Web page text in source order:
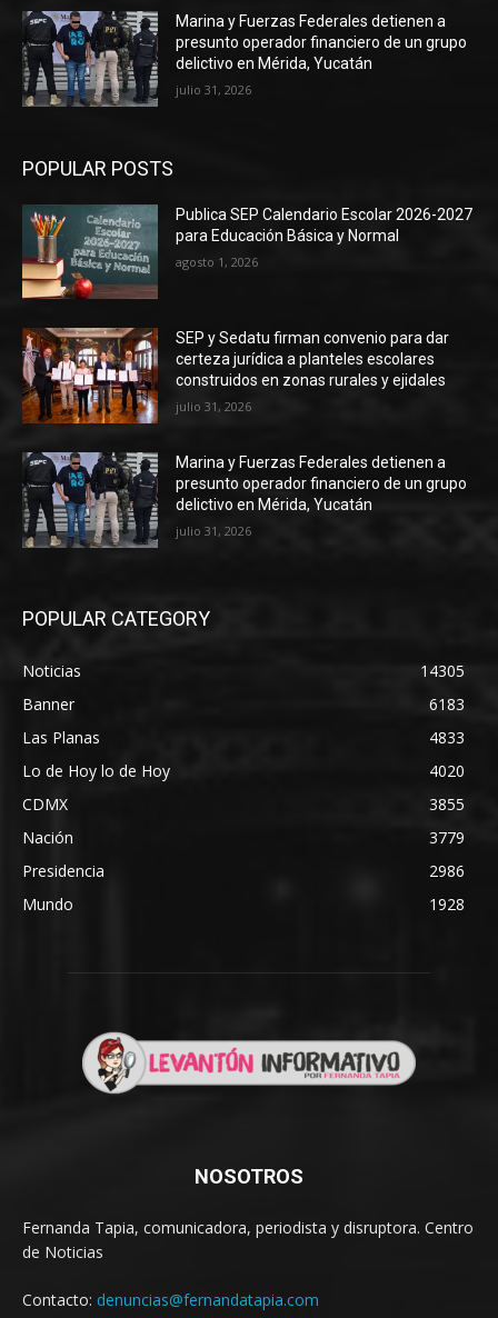
Marina y Fuerzas Federales detienen a
presunto operador financiero de un grupo
delictivo en Mérida, Yucatán
julio 31, 2026
POPULAR POSTS
Publica SEP Calendario Escolar 2026-2027
para Educación Básica y Normal
agosto 1, 2026
SEP y Sedatu firman convenio para dar
certeza jurídica a planteles escolares
construidos en zonas rurales y ejidales
julio 31, 2026
Marina y Fuerzas Federales detienen a
presunto operador financiero de un grupo
delictivo en Mérida, Yucatán
julio 31, 2026
POPULAR CATEGORY
Noticias
14305
Banner
6183
Las Planas
4833
Lo de Hoy lo de Hoy
4020
CDMX
3855
Nación
3779
Presidencia
2986
Mundo
1928
NOSOTROS
Fernanda Tapia, comunicadora, periodista y disruptora. Centro
de Noticias
Contacto: denuncias@fernandatapia.com